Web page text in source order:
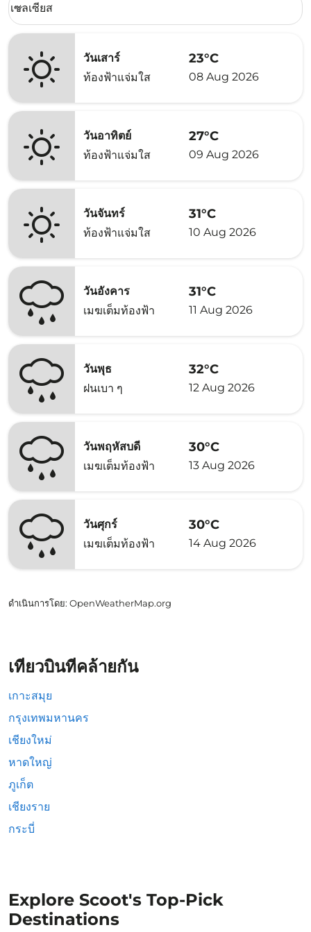
เซลเซียส
keyboard_arrow_down
วันเสาร์
ท้องฟ้าแจ่มใส
23°C
08 Aug 2026
วันอาทิตย์
ท้องฟ้าแจ่มใส
27°C
09 Aug 2026
วันจันทร์
ท้องฟ้าแจ่มใส
31°C
10 Aug 2026
วันอังคาร
เมฆเต็มท้องฟ้า
31°C
11 Aug 2026
วันพุธ
ฝนเบา ๆ
32°C
12 Aug 2026
วันพฤหัสบดี
เมฆเต็มท้องฟ้า
30°C
13 Aug 2026
วันศุกร์
เมฆเต็มท้องฟ้า
30°C
14 Aug 2026
ดำเนินการโดย: OpenWeatherMap.org
เที่ยวบินที่คล้ายกัน
เกาะสมุย
กรุงเทพมหานคร
เชียงใหม่
หาดใหญ่
ภูเก็ต
เชียงราย
กระบี่
Explore Scoot's Top-Pick
Destinations